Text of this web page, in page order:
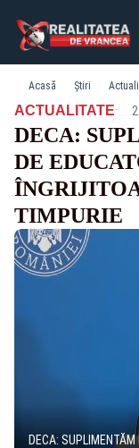
Acasă Știri
ACTUALITATE·
DECA:
DE
TIMPURIE
DECA: SUPLIMENTĂM